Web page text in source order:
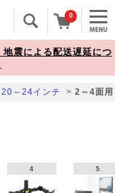
0
震による配送遅延につ
～24インチ > 2～4面用
4 5